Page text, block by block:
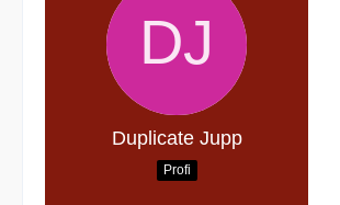
Duplicate Jupp
Profi